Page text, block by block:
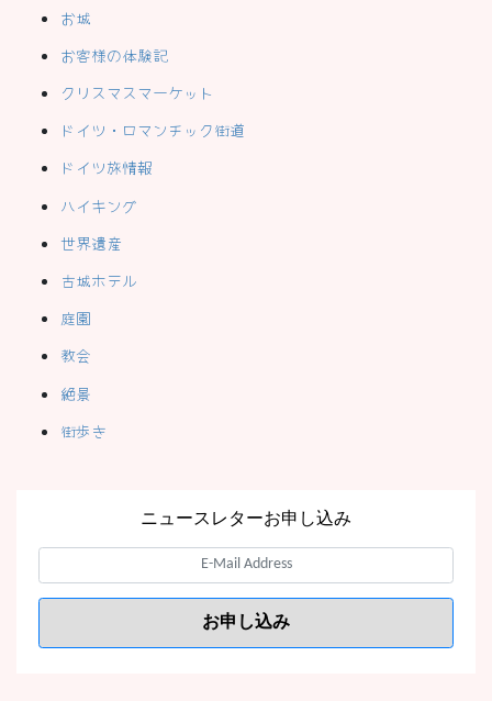
お城
お客様の体験記
クリスマスマーケット
ドイツ・ロマンチック街道
ドイツ旅情報
ハイキング
世界遺産
古城ホテル
庭園
教会
絶景
街歩き
ニュースレターお申し込み